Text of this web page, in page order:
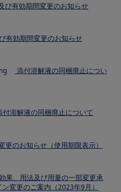
び有効期間変更のお知らせ
有効期間変更のお知らせ
添付溶解液の同梱廃止につい
付溶解液の同梱廃止について
更のお知らせ（使用期限表示）
果、用法及び用量の一部変更承
変更のご案内（2023年9月）